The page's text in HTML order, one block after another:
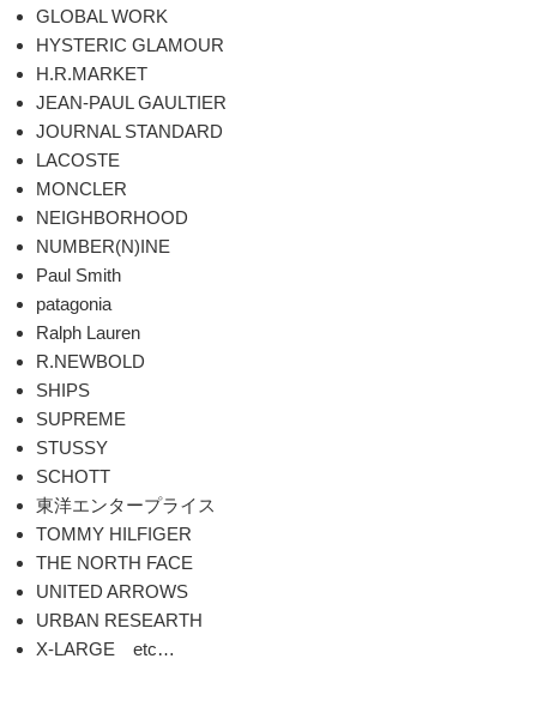
GLOBAL WORK
HYSTERIC GLAMOUR
H.R.MARKET
JEAN-PAUL GAULTIER
JOURNAL STANDARD
LACOSTE
MONCLER
NEIGHBORHOOD
NUMBER(N)INE
Paul Smith
patagonia
Ralph Lauren
R.NEWBOLD
SHIPS
SUPREME
STUSSY
SCHOTT
東洋エンタープライス
TOMMY HILFIGER
THE NORTH FACE
UNITED ARROWS
URBAN RESEARTH
X-LARGE etc…